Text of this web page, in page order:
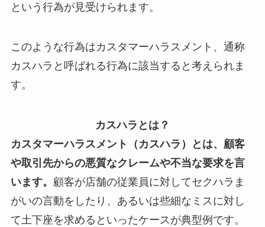
という行為が見受けられます。
このような行為はカスタマーハラスメント、通称
カスハラと呼ばれる行為に該当すると考えられま
す。
カスハラとは？
カスタマーハラスメント（カスハラ）とは、顧客
や取引先からの悪質なクレームや不当な要求を言
います。 顧客が店舗の従業員に対してセクハラま
がいの言動をしたり、あるいは些細なミスに対し
て土下座を求めるといったケースが典型例です。